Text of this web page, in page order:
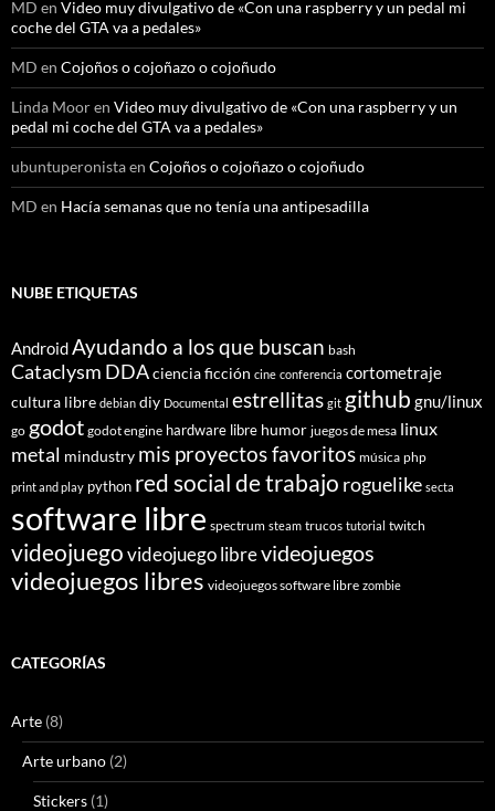
MD en Video muy divulgativo de «Con una raspberry y un pedal mi
coche del GTA va a pedales»
MD en Cojoños o cojoñazo o cojoñudo
Linda Mooren Video muy divulgativo de «Con una raspberry y un
pedal mi coche del GTA va a pedales»
ubuntuperonistaen Cojoños o cojoñazo o cojoñudo
MD en Hacía semanas que no tenía una antipesadilla
NUBE ETIQUETAS
AndroidAyudando a los que buscan bash
Cataclysm DDAciencia ficción cine conferencia cortometraje
cultura libre debian diy Documental estrellitas git github gnu/linux
go godot godot engine hardware libre humor juegos de mesa linux
metal mindustry mis proyectos favoritos música php
print and play python red social de trabajo roguelike secta
software libre spectrum steam trucos tutorial twitch
videojuegovideojuego librevideojuegos
videojuegos libres videojuegos software libre zombie
CATEGORÍAS
Arte (8)
Arte urbano (2)
Stickers (1)